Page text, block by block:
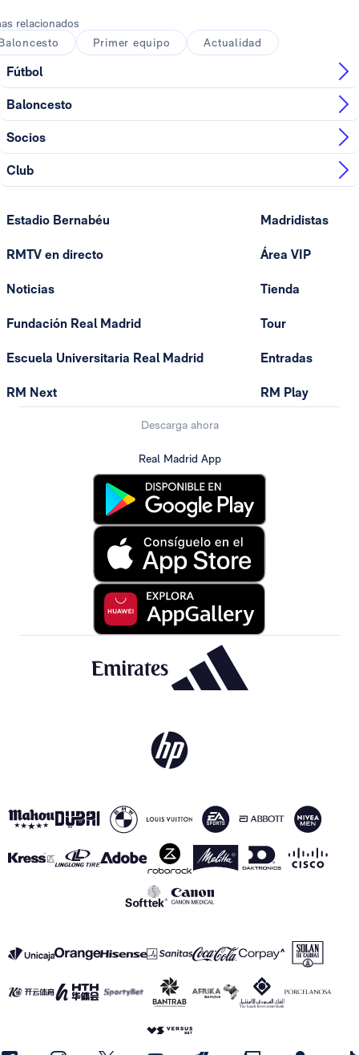
relacionados
Primer equipo Actualidad
Fútbol
Baloncesto
Socios
Club
Estadio Bernabéu
RMTV en directo
Noticias
Fundación Real Madrid
Escuela Universitaria Real Madrid
RM Next
Madridistas
Área VIP
Tienda
Tour
Entradas
RM Play
Descarga ahora
Real Madrid App